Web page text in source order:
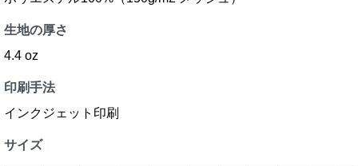
生地の厚さ
4.4 oz
印刷手法
インクジェット印刷
サイズ